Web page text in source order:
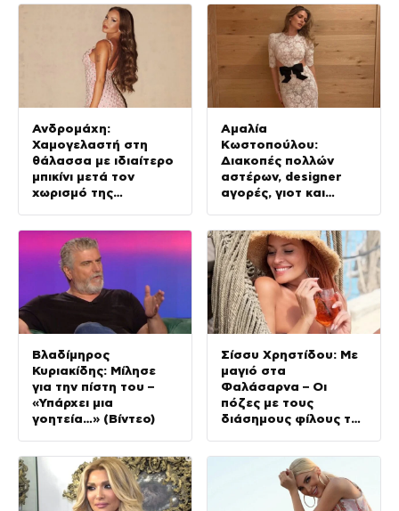
Ανδρομάχη:
Χαμογελαστή στη
θάλασσα με ιδιαίτερο
μπικίνι μετά τον
χωρισμό της
Αμαλία
Κωστοπούλου:
Διακοπές πολλών
αστέρων, designer
αγορές, γιοτ και
Βλαδίμηρος
Κυριακίδης: Μίλησε
για την πίστη του –
«Υπάρχει μια
γοητεία…» (Βίντεο)
Σίσσυ Χρηστίδου: Με
μαγιό στα
Φαλάσαρνα – Οι
πόζες με τους
διάσημους φίλους της